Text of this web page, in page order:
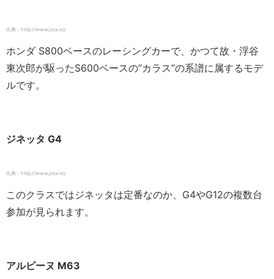
出典：http://www.jcca.cc/
ホンダ S800ベースのレーシングカーで、かつて故・浮谷
東次郎が駆ったS600ベースの”カラス”の系譜に属するモデ
ルです。
ジネッタ G4
出典：http://www.jcca.cc/
このクラスではジネッタは定番なのか、G4やG12の複数台
参加が見られます。
アルピーヌ M63